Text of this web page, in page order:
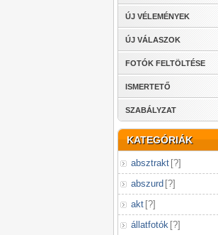
ÚJ VÉLEMÉNYEK
ÚJ VÁLASZOK
FOTÓK FELTÖLTÉSE
ISMERTETŐ
SZABÁLYZAT
KATEGÓRIÁK
absztrakt [?]
abszurd [?]
akt [?]
állatfotók [?]